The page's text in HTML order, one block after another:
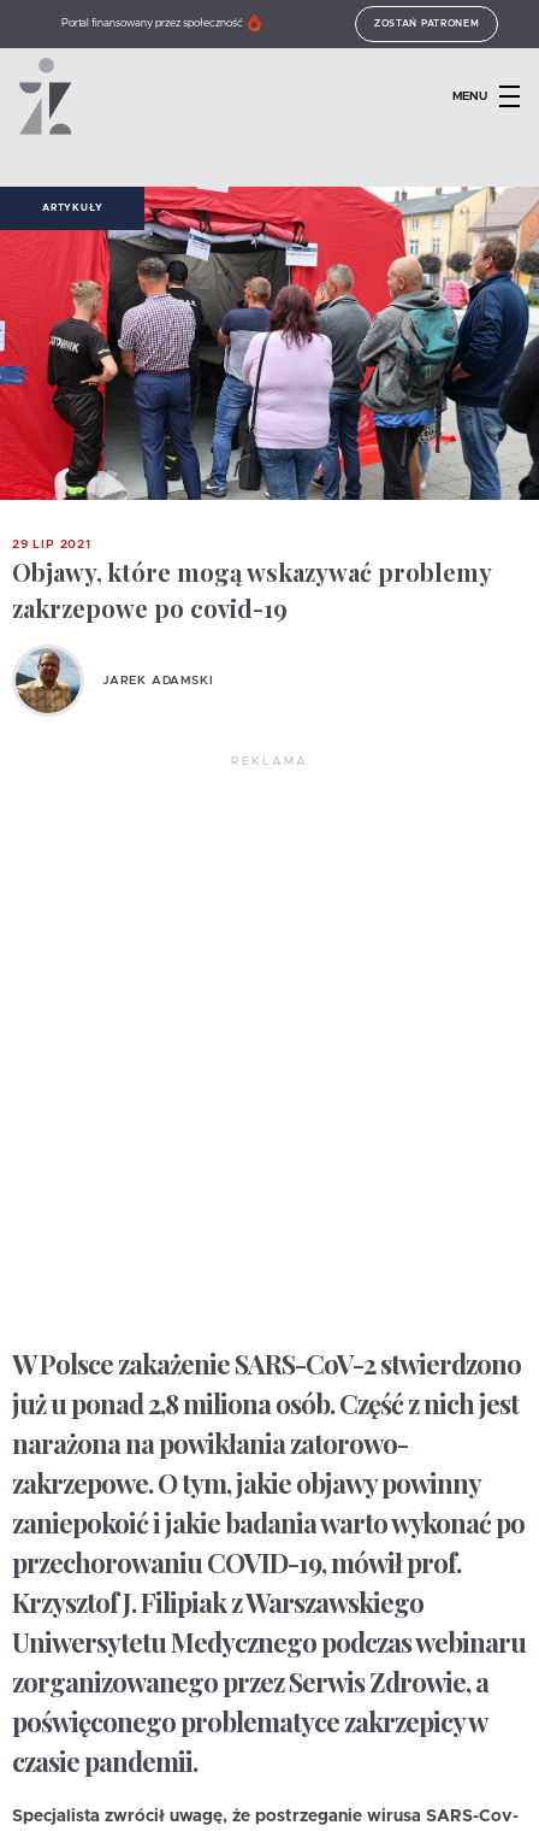
Portal finansowany przez społeczność ZOSTAŃ PATRONEM
MENU
ARTYKUŁY
29 LIP 2021
Objawy, które mogą wskazywać problemy
zakrzepowe po covid-19
JAREK ADAMSKI
REKLAMA
W Polsce zakażenie SARS-CoV-2 stwierdzono
już u ponad 2,8 miliona osób. Część z nich jest
narażona na powikłania zatorowo-
zakrzepowe. O tym, jakie objawy powinny
zaniepokoić i jakie badania warto wykonać po
przechorowaniu COVID-19, mówił prof.
Krzysztof J. Filipiak z Warszawskiego
Uniwersytetu Medycznego podczas webinaru
zorganizowanego przez Serwis Zdrowie, a
poświęconego problematyce zakrzepicy w
czasie pandemii.
Specjalista zwrócił uwagę, że postrzeganie wirusa SARS-Cov-